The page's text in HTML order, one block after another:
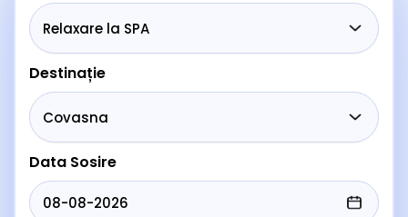
Destinație
Data Sosire